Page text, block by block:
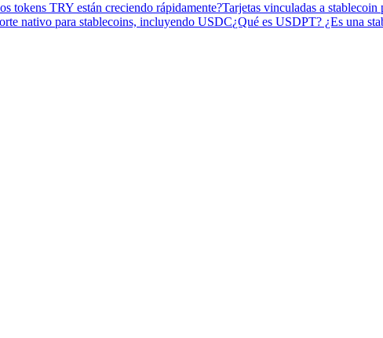
de BTR
por criptomonedas
tokens TRY están creciendo rápidamente?Tarjetas vinculadas a
nativo para stablecoins, incluyendo USDC¿Qué es USDPT? ¿Es una